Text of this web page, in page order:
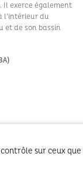
Il exerce également
l’intérieur du
et de son bassin
sur ceux que